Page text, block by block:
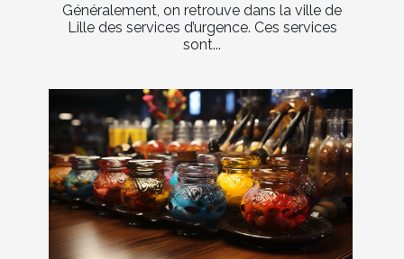
Généralement, on retrouve dans la ville de
Lille des services d’urgence. Ces services
sont...